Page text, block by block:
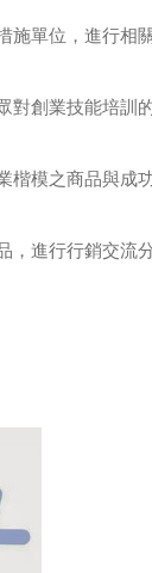
施單位，進行相關
對創業技能培訓
楷模之商品與成
，進行行銷交流